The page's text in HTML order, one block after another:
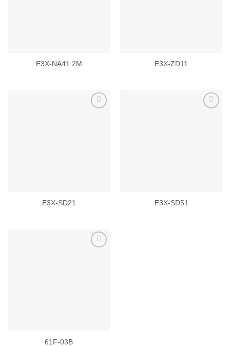
E3X-NA41 2M E3X-ZD11
E3X-SD21 E3X-SD51
61F-03B